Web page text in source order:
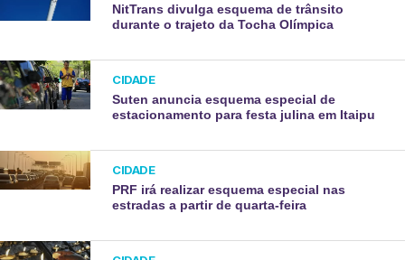
NitTrans divulga esquema de trânsito
durante o trajeto da Tocha Olímpica
CIDADE
Suten anuncia esquema especial de
estacionamento para festa julina em Itaipu
CIDADE
PRF irá realizar esquema especial nas
estradas a partir de quarta-feira